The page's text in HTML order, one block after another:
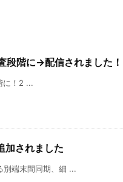
段階に→配信されました！
に！2 ...
加されました
別端末間同期、細 ...